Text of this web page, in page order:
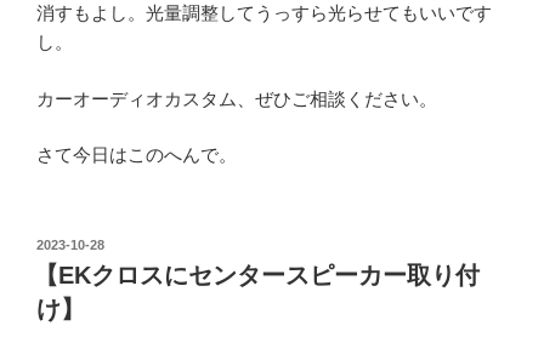
消すもよし。光量調整してうっすら光らせてもいいです
し。
カーオーディオカスタム、ぜひご相談ください。
さて今日はこのへんで。
投
稿
日:
2023-10-28
【EKクロスにセンタースピーカー取り付
け】